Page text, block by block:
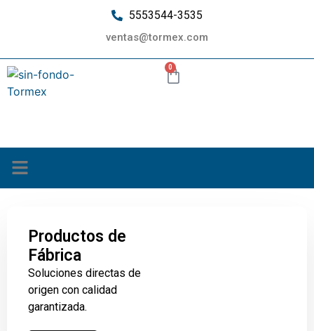
5553544-3535
ventas@tormex.com
0
Productos de
Fábrica
Soluciones directas de
origen con calidad
garantizada.